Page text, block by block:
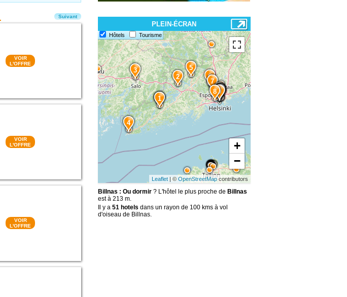
VOIR
L'OFFRE
VOIR
L'OFFRE
VOIR
L'OFFRE
Suivant
PLEIN-ÉCRAN
Hôtels Tourisme
15
14
13
12
11
10
9
8
7
6
5
4
3
2
1
+
−
Leaflet | ©OpenStreetMapcontributors
Billnas : Ou dormir? L'hôtel le plus proche de Billnas
est à 213 m.
Il y a 51 hotels dans un rayon de 100 kms à vol
d'oiseau de Billnas.